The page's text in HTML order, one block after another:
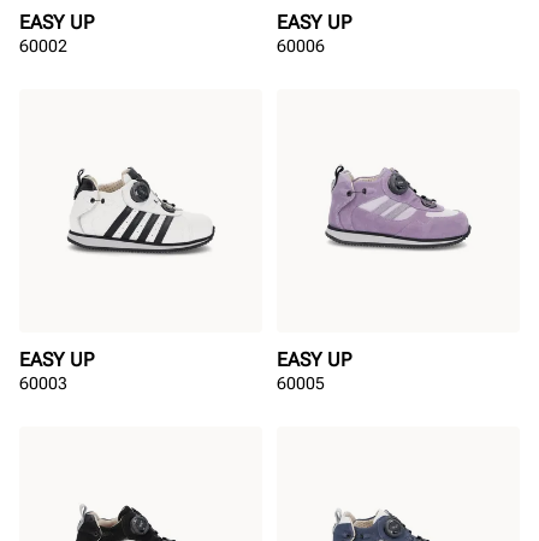
EASY UP
60002
EASY UP
60006
EASY UP
60003
EASY UP
60005